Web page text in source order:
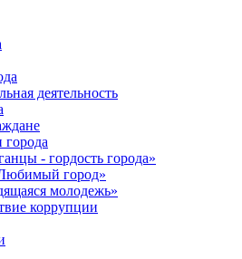
деятельность
города
- гордость города»
город»
молодежь»
коррупции